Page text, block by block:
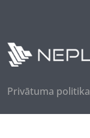
Privātuma politika